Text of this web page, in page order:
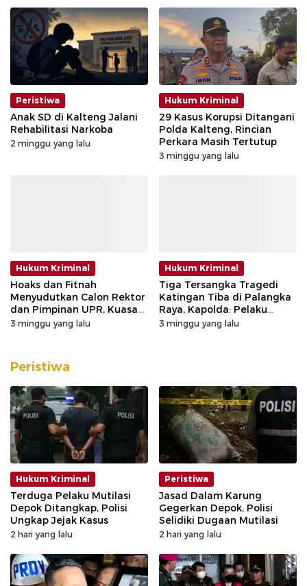
Peristiwa
Anak SD di Kalteng Jalani
Rehabilitasi Narkoba
2 minggu yang lalu
Hukum Kriminal
29 Kasus Korupsi Ditangani
Polda Kalteng, Rincian
Perkara Masih Tertutup
3 minggu yang lalu
Hukum Kriminal
Hoaks dan Fitnah
Menyudutkan Calon Rektor
dan Pimpinan UPR, Kuasa
Hukum Tempuh Jalur
3 minggu yang lalu
Hukum Kriminal
Tiga Tersangka Tragedi
Katingan Tiba di Palangka
Raya, Kapolda: Pelaku
Utama Sudah Ditangkap
3 minggu yang lalu
Peristiwa
Hukum Kriminal
Terduga Pelaku Mutilasi
Depok Ditangkap, Polisi
Ungkap Jejak Kasus
2 hari yang lalu
Peristiwa
Jasad Dalam Karung
Gegerkan Depok, Polisi
Selidiki Dugaan Mutilasi
2 hari yang lalu